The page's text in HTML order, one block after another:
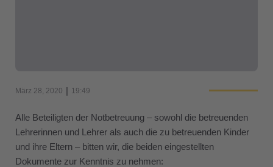
März 28, 2020 | 19:49
Alle Beteiligten der Notbetreuung – sowohl die betreuenden
Lehrerinnen und Lehrer als auch die zu betreuenden Kinder
und ihre Eltern – bitten wir, die beiden eingestellten
Dokumente zur Kenntnis zu nehmen: